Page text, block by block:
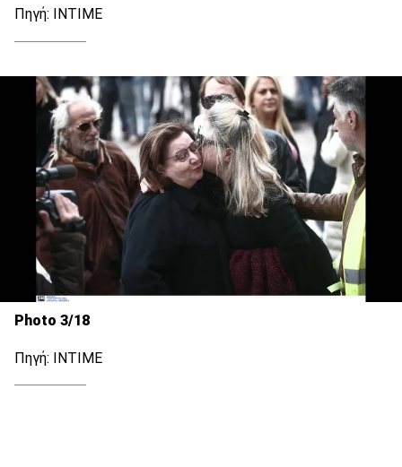
Πηγή: INTIME
Photo 3/18
Πηγή: INTIME